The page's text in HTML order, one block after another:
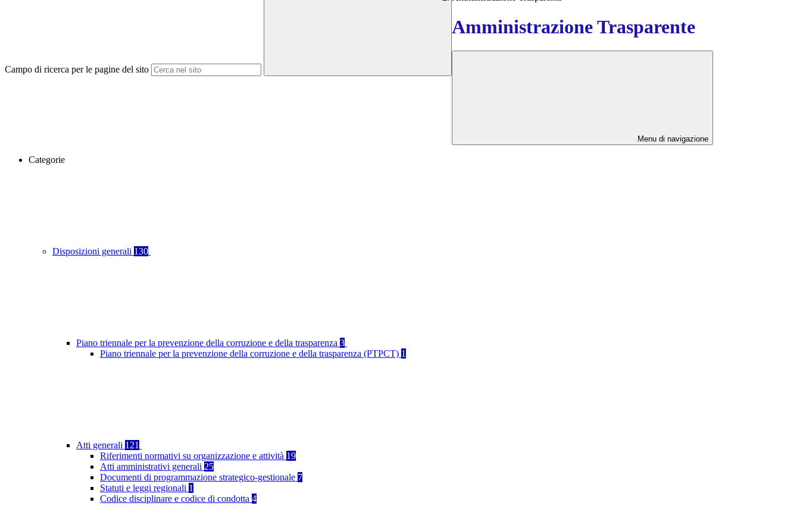
Campo di ricerca per le pagine del sito
Amministrazione Trasparente
Menu di navigazione
Categorie
Disposizioni generali 130
Piano triennale per la prevenzione della corruzione e della trasparenza 3
Piano triennale per la prevenzione della corruzione e della trasparenza (PTPCT) 1
Atti generali 121
Riferimenti normativi su organizzazione e attività 19
Atti amministrativi generali 25
Documenti di programmazione strategico-gestionale 7
Statuti e leggi regionali 1
Codice disciplinare e codice di condotta 4